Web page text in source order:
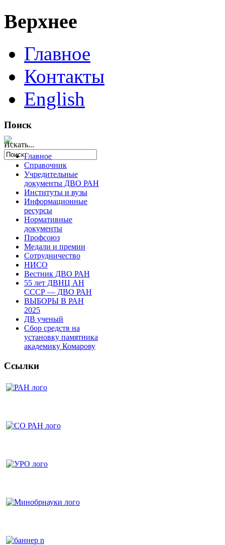
Верхнее
Главное
Контакты
English
Поиск
Искать...
Главное
Справочник
Учредительные
документы ДВО РАН
Институты и вузы
Информационные
ресурсы
Нормативные
документы
Профсоюз
Медали и премии
Сотрудничество
НИСО
Вестник ДВО РАН
55 лет ДВНЦ АН
СССР — ДВО РАН
ВЫБОРЫ В РАН
2025
ДВ ученый
Сбор средств на
установку памятника
академику Комарову
Ссылки